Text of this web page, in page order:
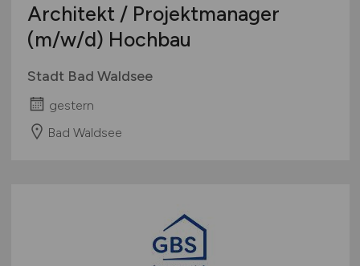
Architekt / Projektmanager
(m/w/d) Hochbau
Stadt Bad Waldsee
gestern
Bad Waldsee